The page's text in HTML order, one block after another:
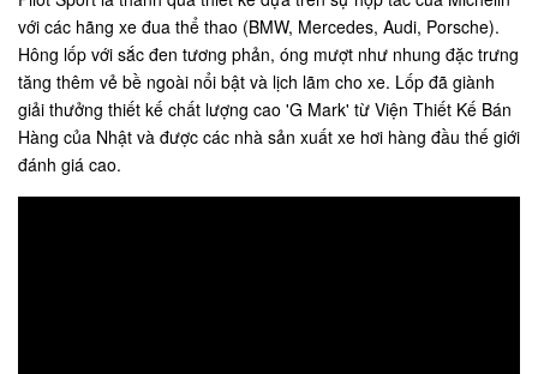
với các hãng xe đua thể thao (BMW, Mercedes, Audi, Porsche).
Hông lốp với sắc đen tương phản, óng mượt như nhung đặc trưng
tăng thêm vẻ bề ngoài nổi bật và lịch lãm cho xe. Lốp đã giành
giải thưởng thiết kế chất lượng cao 'G Mark' từ Viện Thiết Kế Bán
Hàng của Nhật và được các nhà sản xuất xe hơi hàng đầu thế giới
đánh giá cao.